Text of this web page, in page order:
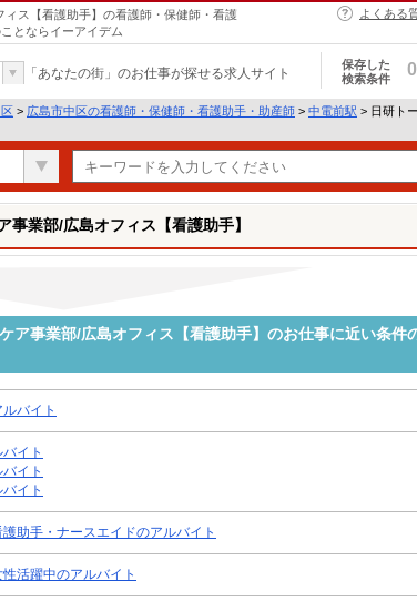
ス【看護助手】の看護師・保健師・看護
とならイーアイデム
よくある
「あなたの街」のお仕事が探せる求人サイト
保存した
検索条件
0
> 広島市中区の看護師・保健師・看護助手・助産師 > 中電前駅 > 日研ト
業部/広島オフィス【看護助手】
事業部/広島オフィス【看護助手】のお仕事に近い条件
バイト
イト
イト
イト
助手・ナースエイドのアルバイト
活躍中のアルバイト